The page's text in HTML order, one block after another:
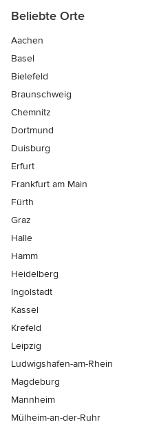
Beliebte Orte
Aachen
Basel
Bielefeld
Braunschweig
Chemnitz
Dortmund
Duisburg
Erfurt
Frankfurt am Main
Fürth
Graz
Halle
Hamm
Heidelberg
Ingolstadt
Kassel
Krefeld
Leipzig
Ludwigshafen-am-Rhein
Magdeburg
Mannheim
Mülheim-an-der-Ruhr